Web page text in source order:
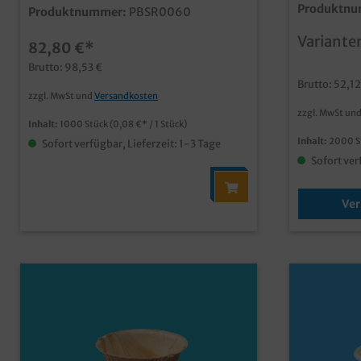
Durchmesser, 25mm hoch, 1000 Stück
im Karton qualitative und
Soßen, Dips, Wasabi und Dressings aus
unbeschichtetem Palmblattmaterial
typische und dekorative Blattmaserung
biologisch abbaubar (DIN13432) fett-
und feuchtigkeitsresistent individuelle
Prägung oder Form möglich
Produktnummer: PBSR0060
82,80 €*
Brutto: 98,53 €
zzgl. MwSt und Versandkosten
Inhalt: 1000 Stück (0,08 €* / 1 Stück)
Sofort verfügbar, Lieferzeit: 1-3 Tage
2000
für
wählbar
Brutto:
zzgl. MwSt und
Inhalt: 2000
Sofort